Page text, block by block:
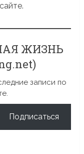
ЖИЗНЬ
записи по
Подписаться